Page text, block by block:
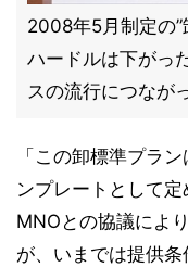
2008年5月制定の
ハードルは下がっ
スの流行につなが
「この卸標準プラ
ンプレートとして定
MNOとの協議によ
が、いまでは提供